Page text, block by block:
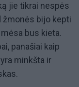
jie tikrai nespės
žmonės bijo kepti
bus kieta.
panašiai kaip
minkšta ir